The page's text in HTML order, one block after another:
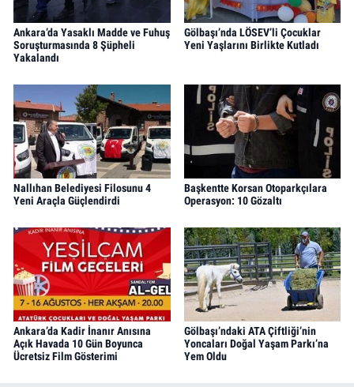
Ankara’da Yasaklı Madde ve Fuhuş
Soruşturmasında 8 Şüpheli
Yakalandı
Gölbaşı’nda LÖSEV’li Çocuklar
Yeni Yaşlarını Birlikte Kutladı
Nallıhan Belediyesi Filosunu 4
Yeni Araçla Güçlendirdi
Başkentte Korsan Otoparkçılara
Operasyon: 10 Gözaltı
Ankara’da Kadir İnanır Anısına
Açık Havada 10 Gün Boyunca
Ücretsiz Film Gösterimi
Gölbaşı’ndaki ATA Çiftliği’nin
Yoncaları Doğal Yaşam Parkı’na
Yem Oldu